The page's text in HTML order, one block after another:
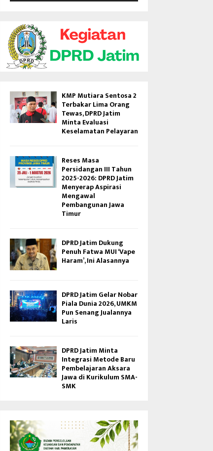
e
o
KMP Mutiara Sentosa 2
Terbakar Lima Orang
Tewas, DPRD Jatim
Minta Evaluasi
Keselamatan Pelayaran
Reses Masa
Persidangan III Tahun
2025-2026: DPRD Jatim
Menyerap Aspirasi
Mengawal
Pembangunan Jawa
Timur
DPRD Jatim Dukung
Penuh Fatwa MUI ‘Vape
Haram’, Ini Alasannya
DPRD Jatim Gelar Nobar
Piala Dunia 2026, UMKM
Pun Senang Jualannya
Laris
DPRD Jatim Minta
Integrasi Metode Baru
Pembelajaran Aksara
Jawa di Kurikulum SMA-
SMK